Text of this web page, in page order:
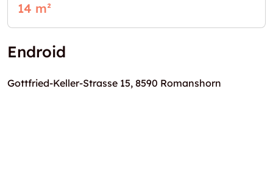
14 m²
Endroid
Gottfried-Keller-Strasse 15, 8590 Romanshorn